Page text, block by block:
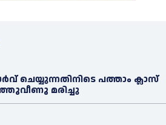
ചെയ്യുന്നതിനിടെ പത്താം ക്ലാസ്
മരിച്ചു